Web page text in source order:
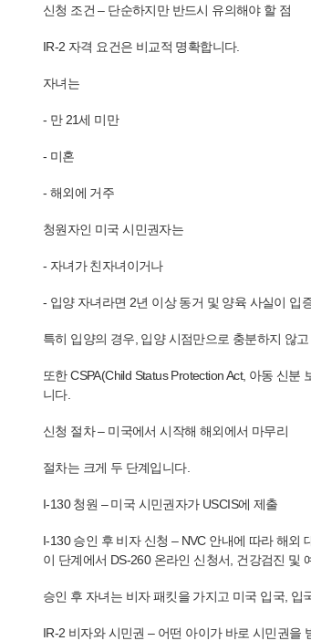
신청 조건 – 단순하지만 반드시 유의해야 할 점
IR-2 자격 요건은 비교적 명확합니다.
자녀는
- 만 21세 미만
- 미혼
- 해외에 거주
청원자인 미국 시민권자는
- 자녀가 친자녀이거나
- 입양 자녀라면 2년 이상 동거 및 양육 사실이 입
특히 입양의 경우, 입양 시점만으로 충분하지 않
또한 CSPA(Child Status Protection Act, 아동 신
니다.
신청 절차 – 미국에서 시작해 해외에서 마무리
절차는 크게 두 단계입니다.
I-130 청원 – 미국 시민권자가 USCIS에 제출
I-130 승인 후 비자 신청 – NVC 안내에 따라 해외
이 단계에서 DS-260 온라인 신청서, 건강검진 및
승인 후 자녀는 비자 패킷을 가지고 미국 입국,
IR-2 비자와 시민권 – 어떤 아이가 바로 시민권을